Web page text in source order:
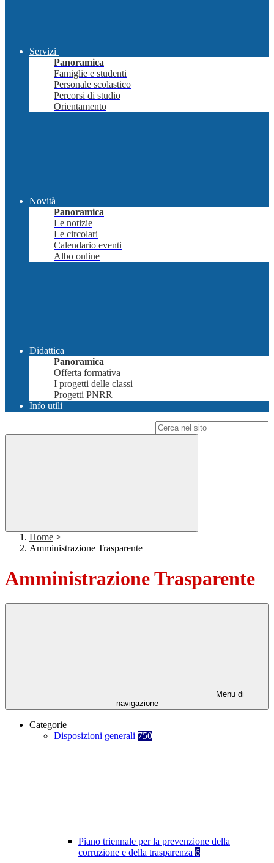
Servizi
Panoramica
Famiglie e studenti
Personale scolastico
Percorsi di studio
Orientamento
Novità
Panoramica
Le notizie
Le circolari
Calendario eventi
Albo online
Didattica
Panoramica
Offerta formativa
I progetti delle classi
Progetti PNRR
Info utili
Home >
Amministrazione Trasparente
Amministrazione Trasparente
Menu di
navigazione
Categorie
Disposizioni generali 750
Piano triennale per la prevenzione della
corruzione e della trasparenza 6